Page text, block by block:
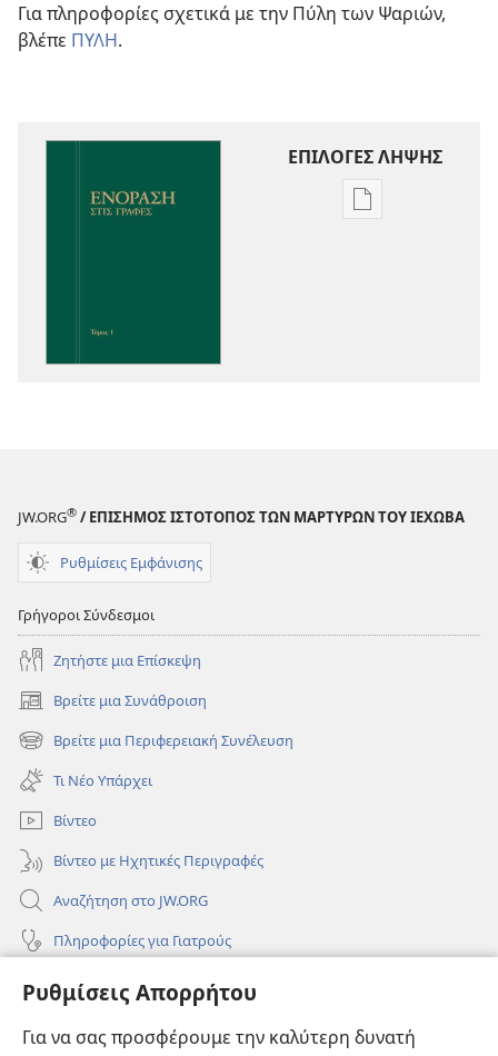
Ρυθμίσεις Απορρήτου
Για να σας προσφέρουμε την καλύτερη δυνατή
Για πληροφορίες σχετικά με την Πύλη των Ψαριών,
βλέπε ΠΥΛΗ.
ΕΠΙΛΟΓΕΣ ΛΗΨΗΣ
Επιλογές
JW.ORG® / ΕΠΙΣΗΜΟΣ ΙΣΤΟΤΟΠΟΣ ΤΩΝ ΜΑΡΤΥΡΩΝ ΤΟΥ ΙΕΧΩΒΑ
Ρυθμίσεις Εμφάνισης
Γρήγοροι Σύνδεσμοι
Ζητήστε μια Επίσκεψη
Βρείτε μια Συνάθροιση
(ανοίγει
νέο
παράθυρο)
Βρείτε μια Περιφερειακή Συνέλευση
(ανοίγει
νέο
παράθυρο)
Τι Νέο Υπάρχει
Βίντεο
Βίντεο με Ηχητικές Περιγραφές
Αναζήτηση στο JW.ORG
Πληροφορίες για Γιατρούς
Πληροφορίες για Επίσημους Φορείς και ΜΜΕ